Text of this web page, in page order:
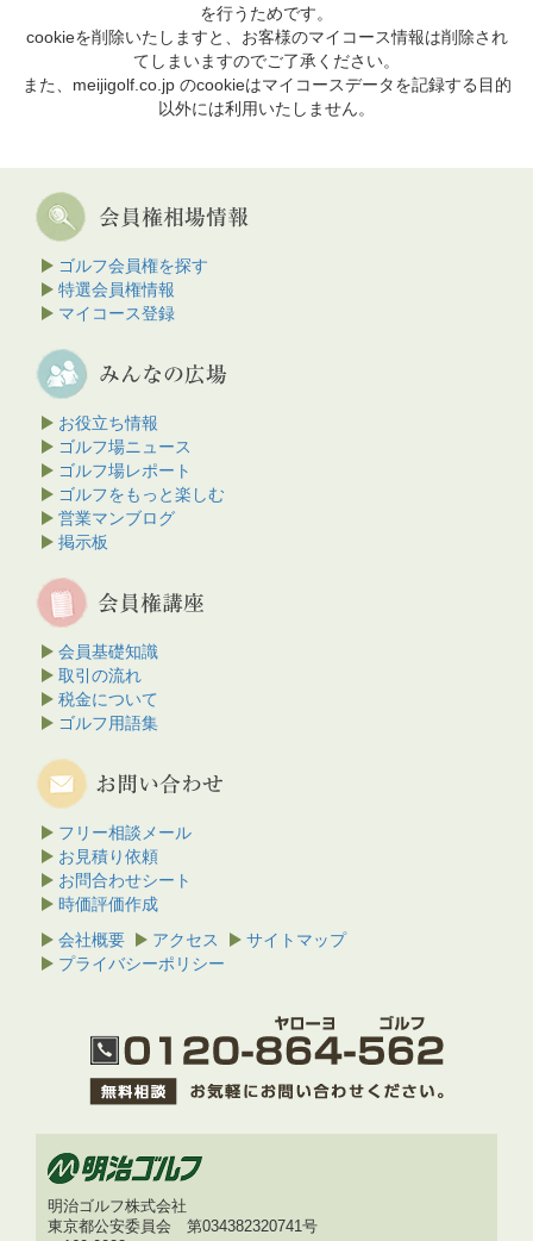
を行うためです。
cookieを削除いたしますと、お客様のマイコース情報は削除され
てしまいますのでご了承ください。
また、meijigolf.co.jp のcookieはマイコースデータを記録する目的
以外には利用いたしません。
ゴルフ会員権を探す
特選会員権情報
マイコース登録
お役立ち情報
ゴルフ場ニュース
ゴルフ場レポート
ゴルフをもっと楽しむ
営業マンブログ
掲示板
会員基礎知識
取引の流れ
税金について
ゴルフ用語集
フリー相談メール
お見積り依頼
お問合わせシート
時価評価作成
会社概要
アクセス
サイトマップ
プライバシーポリシー
明治ゴルフ株式会社
東京都公安委員会 第034382320741号